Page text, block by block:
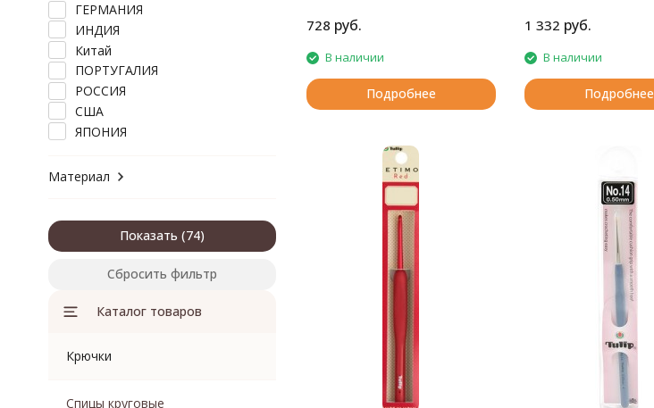
728 руб.
В наличии
Подробнее
1 332 руб.
В наличии
Подробнее
ГЕРМАНИЯ
ИНДИЯ
Китай
ПОРТУГАЛИЯ
РОССИЯ
США
ЯПОНИЯ
Материал
Показать
Сбросить фильтр
Каталог товаров
Крючки
Спицы круговые